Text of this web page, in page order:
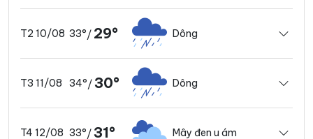
T2 10/08 33°/ 29° Dông
T3 11/08 34°/ 30° Dông
T4 12/08 33°/ 31° Mây đen u ám